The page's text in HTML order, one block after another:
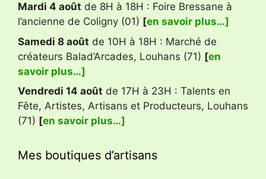
Mardi 4 août de 8H à 18H : Foire Bressane à
l’ancienne de Coligny (01) [en savoir plus…]
Samedi 8 août de 10H à 18H : Marché de
créateurs Balad’Arcades, Louhans (71) [en
savoir plus…]
Vendredi 14 août de 17H à 23H : Talents en
Fête, Artistes, Artisans et Producteurs, Louhans
(71) [en savoir plus…]
Mes boutiques d’artisans